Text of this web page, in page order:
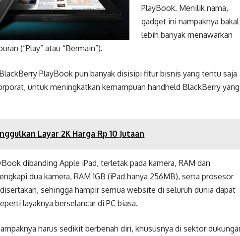
PlayBook. Menilik nama,
gadget ini nampaknya bakal
lebih banyak menawarkan
(“Play” atau “Bermain”).
PlayBook pun banyak disisipi fitur bisnis yang tentu saja
untuk meningkatkan kemampuan handheld BlackBerry yang
Layar 2K Harga Rp 10 Jutaan
dibanding Apple iPad, terletak pada kamera, RAM dan
dua kamera, RAM 1GB (iPad hanya 256MB), serta prosesor
sehingga hampir semua website di seluruh dunia dapat
layaknya berselancar di PC biasa.
harus sedikit berbenah diri, khususnya di sektor